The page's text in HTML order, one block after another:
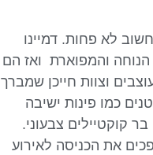
לא פחות. דמיינו
והמפוארת ואז הם
וצוות חייכן שמברך
כמו פינות ישיבה
קוקטיילים צבעוני.
את הכניסה לאירוע